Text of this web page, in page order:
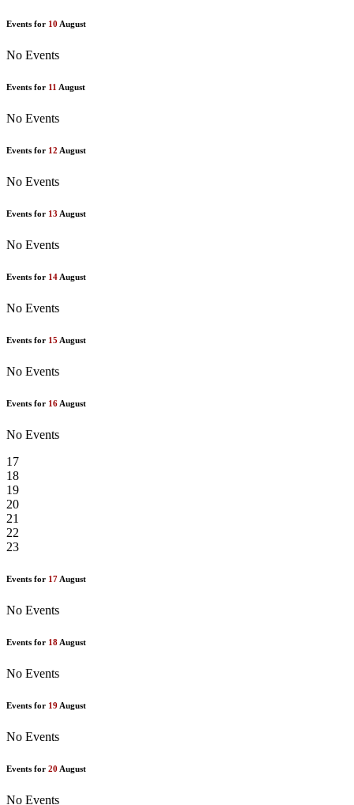
Events for 10 August
No Events
Events for 11 August
No Events
Events for 12 August
No Events
Events for 13 August
No Events
Events for 14 August
No Events
Events for 15 August
No Events
Events for 16 August
No Events
17
18
19
20
21
22
23
Events for 17 August
No Events
Events for 18 August
No Events
Events for 19 August
No Events
Events for 20 August
No Events